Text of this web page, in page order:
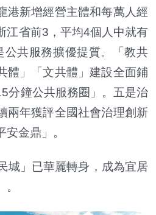
港新增經營主體和每萬人經
江省前3，平均4個人中就有
公共服務擴優提質。「教共
體」「文共體」建設全面鋪
分鐘公共服務圈」。五是治
兩年獲評全國社會治理創新
金鼎」。
城」已華麗轉身，成為宜居